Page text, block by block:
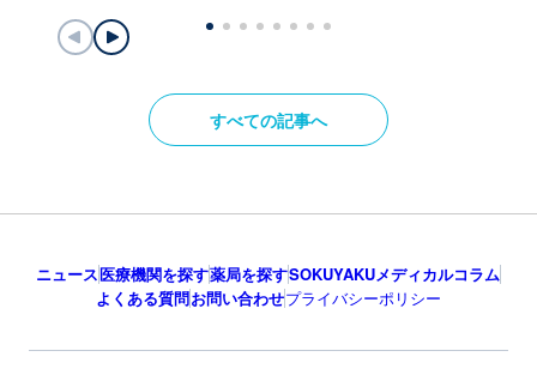
すべての記事へ
ニュース医療機関を探す薬局を探すSOKUYAKUメディカルコラム
よくある質問お問い合わせプライバシーポリシー